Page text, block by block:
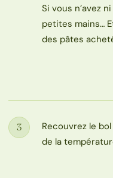
Si vous n’avez
petites mains…
des pâtes
Étape
3
Recouvrez le
de la